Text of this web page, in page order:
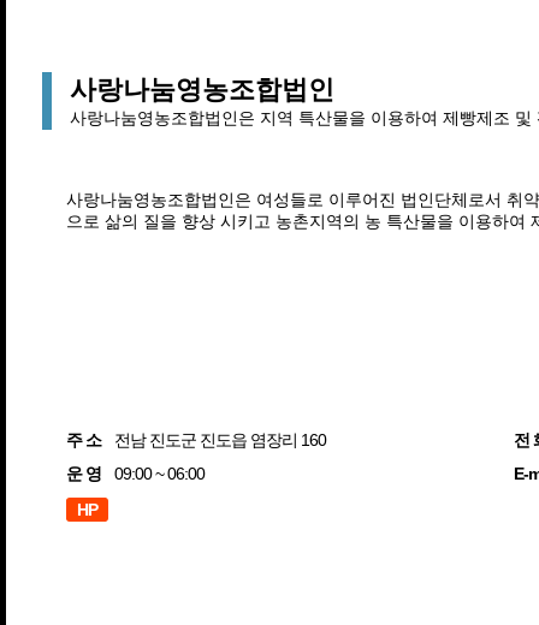
사랑나눔영농조합법인
사랑나눔영농조합법인은 지역 특산물을 이용하여 제빵제조 및
사랑나눔영농조합법인은 여성들로 이루어진 법인단체로서 취
으로 삶의 질을 향상 시키고 농촌지역의 농 특산물을 이용하여
주 소
전남 진도군 진도읍 염장리 160
운 영
09:00 ~ 06:00
HP
전
E-